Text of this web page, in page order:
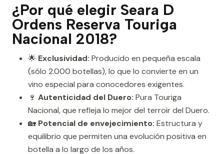
¿Por qué elegir Seara D
Ordens Reserva Touriga
Nacional 2018?
🌟 Exclusividad: Producido en pequeña escala
(sólo 2.000 botellas), lo que lo convierte en un
vino especial para conocedores exigentes.
🍷 Autenticidad del Duero: Pura Touriga
Nacional, que refleja lo mejor del terroir del Duero.
🏡 Potencial de envejecimiento: Estructura y
equilibrio que permiten una evolución positiva en
botella a lo largo de los años.